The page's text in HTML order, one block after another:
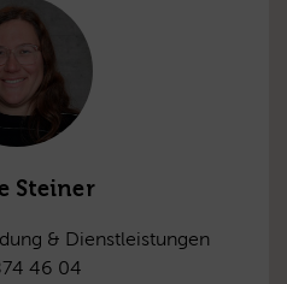
Steiner
& Dienstleistungen
46 04